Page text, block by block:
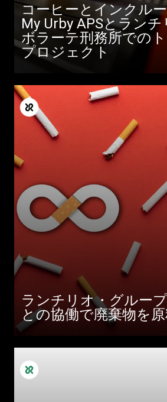
コーヒーとインクル
My Urby APSとラン
ボラーテ刑務所での
プロジェクト
ランチリオ・グルー
との協働で廃棄物を